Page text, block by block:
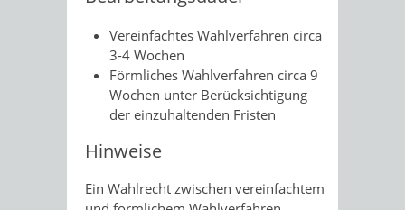
Vereinfachtes Wahlverfahren circa
3-4 Wochen
Förmliches Wahlverfahren circa 9
Wochen unter Berücksichtigung
der einzuhaltenden Fristen
Hinweise
Ein Wahlrecht zwischen vereinfachtem